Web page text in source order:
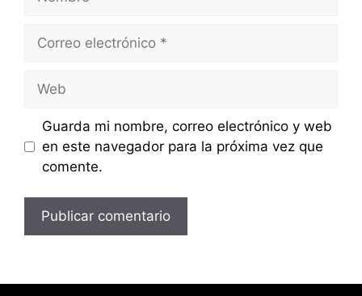
electrónico
Guarda mi nombre, correo electrónico y web
en este navegador para la próxima vez que
comente.